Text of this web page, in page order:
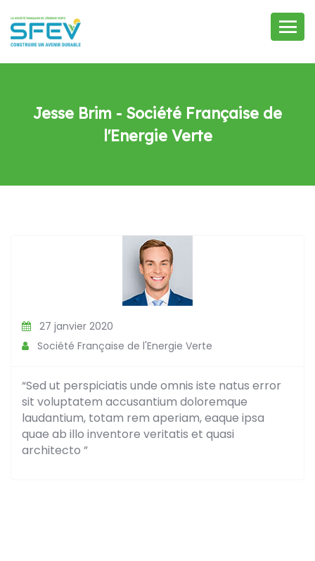
Jesse Brim - Société Française de
l'Energie Verte
27 janvier 2020
Société Française de l'Energie Verte
“Sed ut perspiciatis unde omnis iste natus error
sit voluptatem accusantium doloremque
laudantium, totam rem aperiam, eaque ipsa
quae ab illo inventore veritatis et quasi
architecto ”